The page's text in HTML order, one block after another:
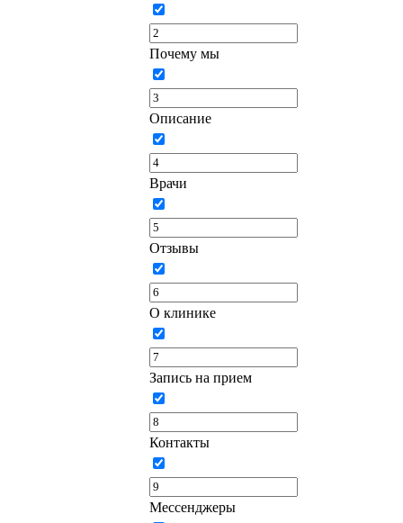
Почему мы
Описание
Врачи
Отзывы
О клинике
Запись на прием
Контакты
Мессенджеры